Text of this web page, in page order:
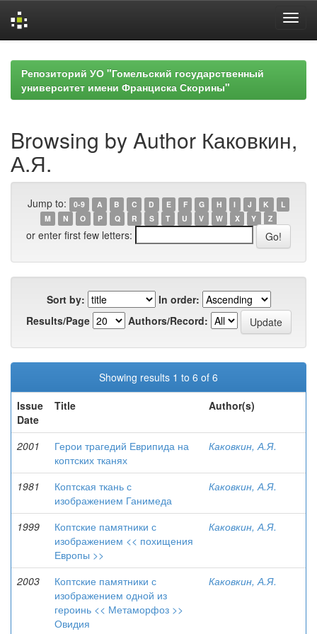
navigationРепозиторий УО "Гомельский государственный
университет имени Франциска Скорины"
Browsing by Author Каковкин,
А.Я.
Jump to: 0-9 A B C D E F G H I J K
L
M
N O P Q R S T U V W X Y Z
or enter first few letters:
Sort by:
In order:
Results/Page
Authors/Record:
Showing results 1 to 6 of 6
Issue
Date
Title Author(s)
2001
Герои трагедий Еврипида на
коптских тканях
Каковкин, А.Я.
1981
Коптская ткань с
изображением Ганимеда
Каковкин, А.Я.
1999
Коптские памятники с
изображением << похищения
Европы >>
Каковкин, А.Я.
2003
Коптские памятники с
изображением одной из
героинь << Метаморфоз >>
Овидия
Каковкин, А.Я.